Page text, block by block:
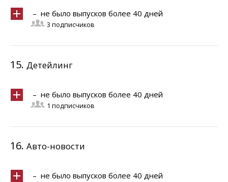
– не было выпусков более 40 дней
3 подписчиков
15. Детейлинг
– не было выпусков более 40 дней
1 подписчиков
16. Авто-новости
– не было выпусков более 40 дней